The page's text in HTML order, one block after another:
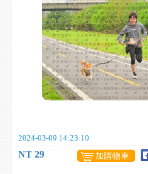
2024-03-09 14:23:10
NT 29 加購物車